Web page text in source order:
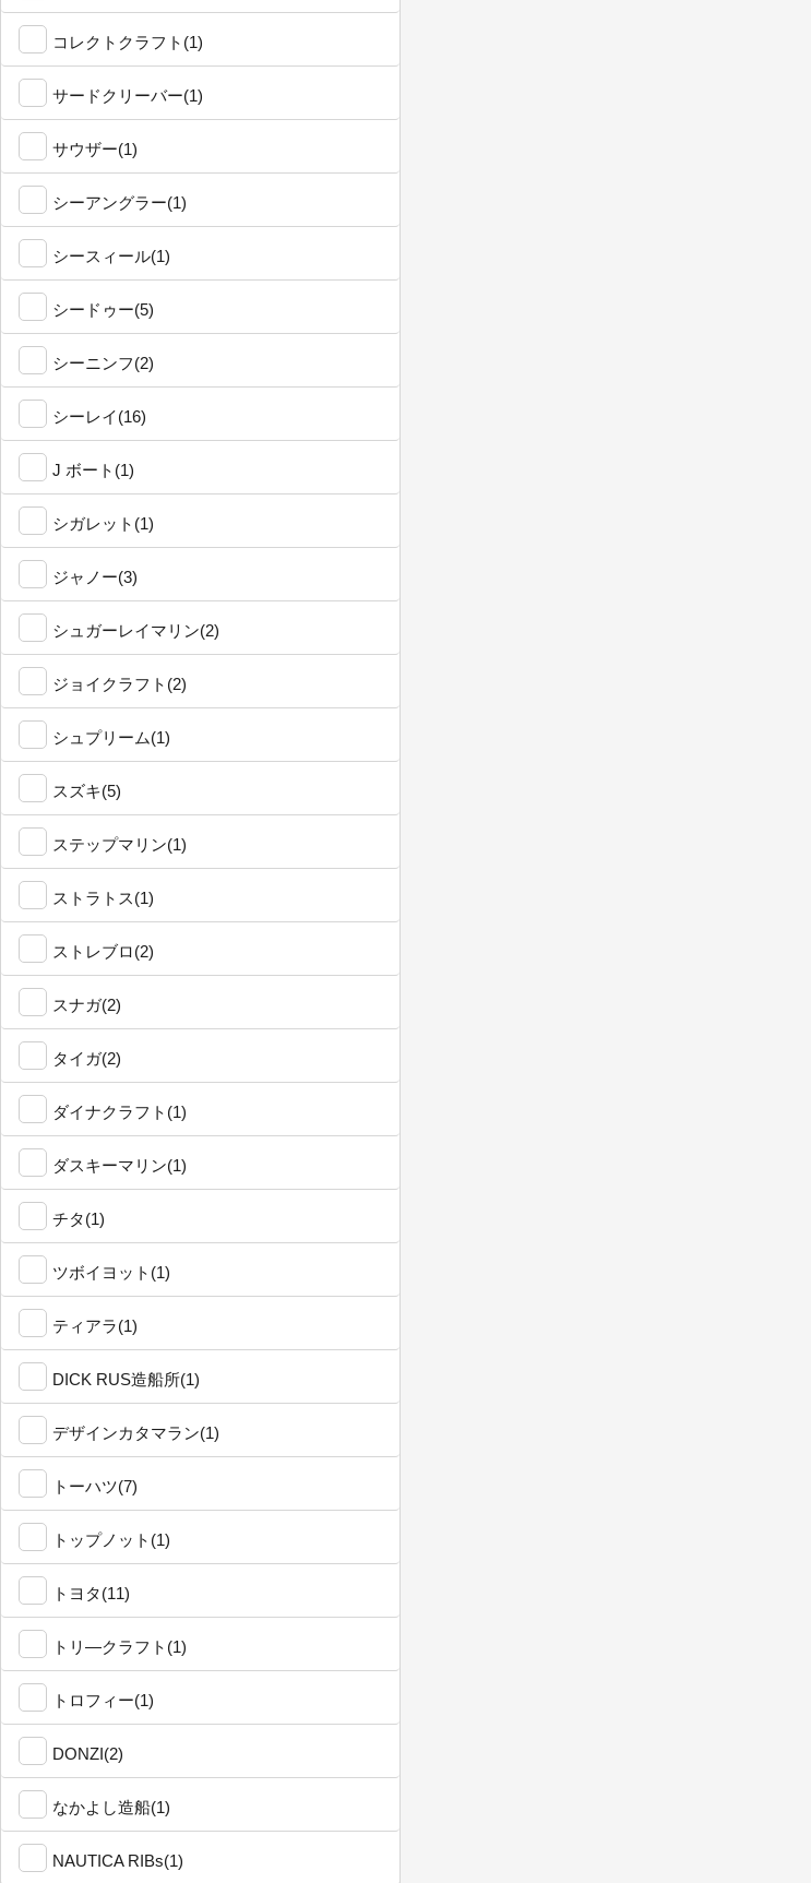
コレクトクラフト(1)
サードクリーバー(1)
サウザー(1)
シーアングラー(1)
シースィール(1)
シードゥー(5)
シーニンフ(2)
シーレイ(16)
J ボート(1)
シガレット(1)
ジャノー(3)
シュガーレイマリン(2)
ジョイクラフト(2)
シュプリーム(1)
スズキ(5)
ステップマリン(1)
ストラトス(1)
ストレブロ(2)
スナガ(2)
タイガ(2)
ダイナクラフト(1)
ダスキーマリン(1)
チタ(1)
ツボイヨット(1)
ティアラ(1)
DICK RUS造船所(1)
デザインカタマラン(1)
トーハツ(7)
トップノット(1)
トヨタ(11)
トリ―クラフト(1)
トロフィー(1)
DONZI(2)
なかよし造船(1)
NAUTICA RIBs(1)